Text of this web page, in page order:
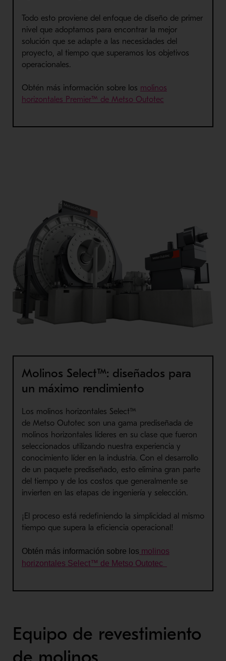
Todo esto proviene del enfoque de diseño de primer
nivel que adoptamos para encontrar la mejor
solución que se adapte a las necesidades del
proyecto, al tiempo que superamos los objetivos
operacionales.
Obtén más información sobre los molinos
horizontales Premier™ de Metso Outotec
Molinos Select™: diseñados para
un máximo rendimiento
Los molinos horizontales Select™
de Metso Outotec son una gama prediseñada de
molinos horizontales líderes en su clase que fueron
seleccionados utilizando nuestra experiencia y
conocimiento líder en la industria. Con el desarrollo
de un paquete prediseñado, esto elimina gran parte
del tiempo y de los costos que generalmente se
invierten en las etapas de ingeniería y selección.
¡El proceso está redefiniendo la simplicidad al mismo
tiempo que supera la eficiencia operacional!
Obtén más información sobre los molinos
horizontales Select™ de Metso Outotec
Equipo de revestimiento